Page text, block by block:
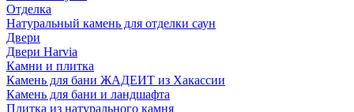
Отделка
Натуральный камень для отделки саун
Двери
Двери Harvia
Камни и плитка
Камень для бани ЖАДЕИТ из Хакассии
Камень для бани и ландшафта
Плитка из натурального камня